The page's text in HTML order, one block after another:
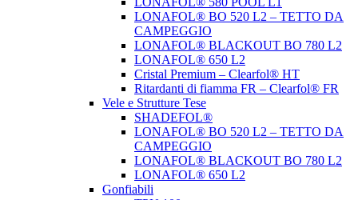
LONAFOL® BO 520 L2 – TETTO DA
CAMPEGGIO
LONAFOL® BLACKOUT BO 780 L2
LONAFOL® 650 L2
Cristal Premium – Clearfol® HT
Ritardanti di fiamma FR – Clearfol® FR
Vele e Strutture Tese
SHADEFOL®
LONAFOL® BO 520 L2 – TETTO DA
CAMPEGGIO
LONAFOL® BLACKOUT BO 780 L2
LONAFOL® 650 L2
Gonfiabili